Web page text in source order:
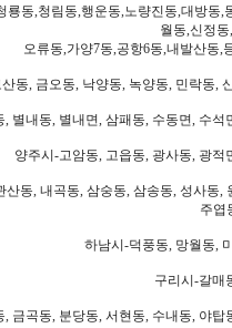
룡동,청림동,행운동,노량진동,대방
월동,신정
오류동,가양7동,공항6동,내발산동,
동, 금오동, 낙양동, 녹양동, 민락동,
별내동, 별내면, 삼패동, 수동면, 수
양주시-고암동, 고읍동, 광사동, 광
동, 내곡동, 삼숭동, 삼송동, 성사
주엽
하남시-덕풍동, 망월동,
구리시-갈매
금곡동, 분당동, 서현동, 수내동, 야